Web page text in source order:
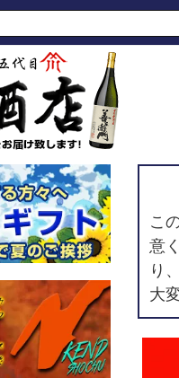
こ
意
り
大